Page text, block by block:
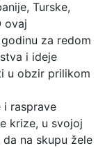
Turske,
ovaj
za redom
i ideje
u obzir prilikom
i rasprave
krize, u svojoj
na skupu žele